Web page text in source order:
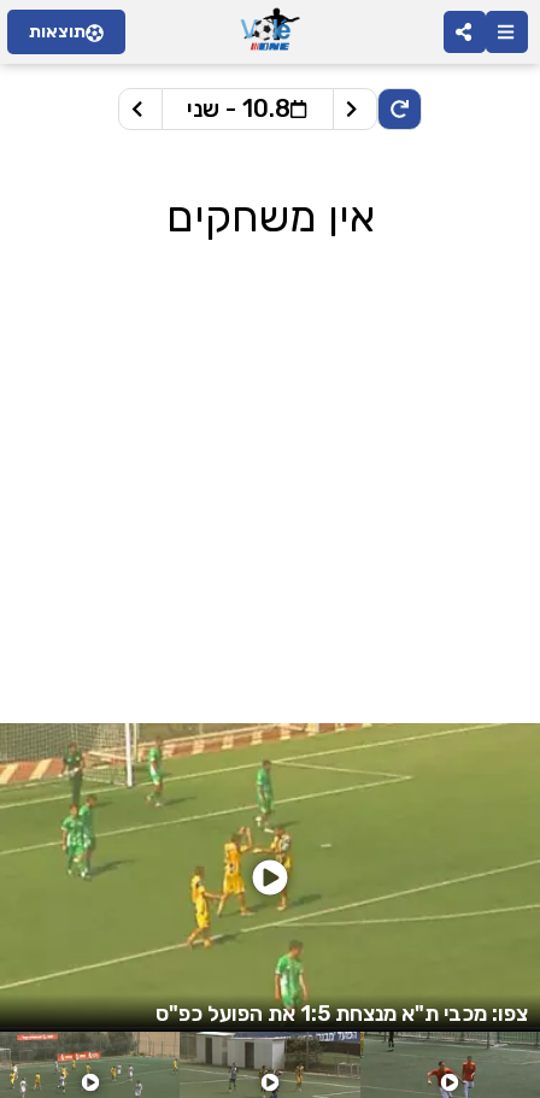
תוצאות
10.8 - שני
אין משחקים
צפו: מכבי ת"א מנצחת 1:5 את הפועל כפ"ס